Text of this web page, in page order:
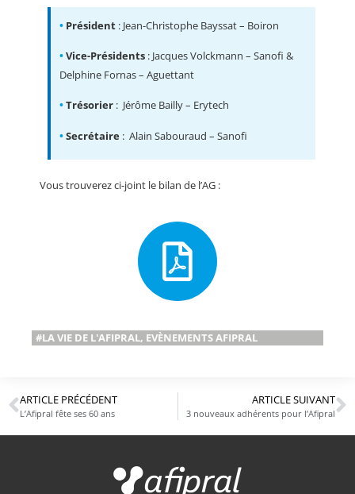
• Président: Jean-Christophe Bayssat – Boiron
•Vice-Présidents: Jacques Volckmann – Sanofi &
Delphine Fornas – Aguettant
•Trésorier: Jérôme Bailly – Erytech
•Secrétaire: Alain Sabouraud – Sanofi
Vous trouverez ci-joint le bilan de l’AG :
#LA VIE DE L'AFIPRAL, EVÈNEMENTS AFIPRAL
ARTICLE PRÉCÉDENT
L’Afipral fête ses 60 ans
ARTICLE SUIVANT
3 nouveaux adhérents pour l’Afipral